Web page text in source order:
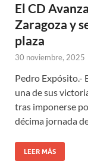
El CD
Zaragoza y
plaza
30 noviembre, 2025
Pedro Expósito.-
una de sus
tras imponerse
décima jornada
LEER MÁS